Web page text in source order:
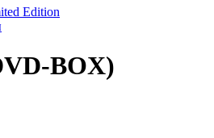
Edition
BOX)